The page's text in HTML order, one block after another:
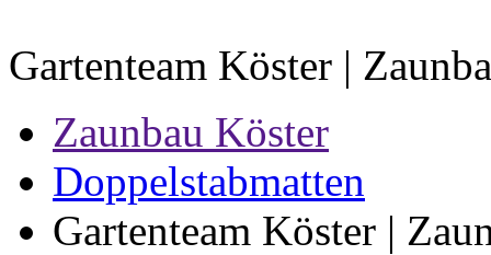
Gartenteam Köster |
Zaunbau Köster
Doppelstabmatten
Gartenteam Köster |